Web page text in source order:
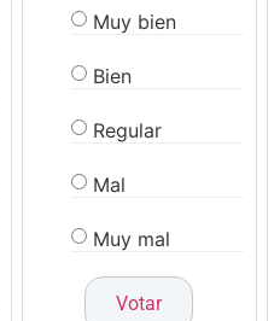
Muy bien
Bien
Regular
Mal
Muy mal